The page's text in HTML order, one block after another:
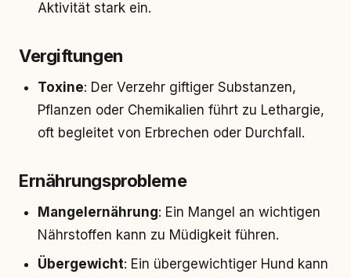
Aktivität stark ein.
Vergiftungen
Toxine: Der Verzehr giftiger Substanzen,
Pflanzen oder Chemikalien führt zu Lethargie,
oft begleitet von Erbrechen oder Durchfall.
Ernährungsprobleme
Mangelernährung: Ein Mangel an wichtigen
Nährstoffen kann zu Müdigkeit führen.
Übergewicht: Ein übergewichtiger Hund kann